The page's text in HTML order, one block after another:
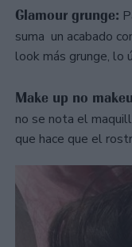
Glamour grunge:
suma un acabado
look más grunge, lo
Make up no
no se nota el
que hace que el